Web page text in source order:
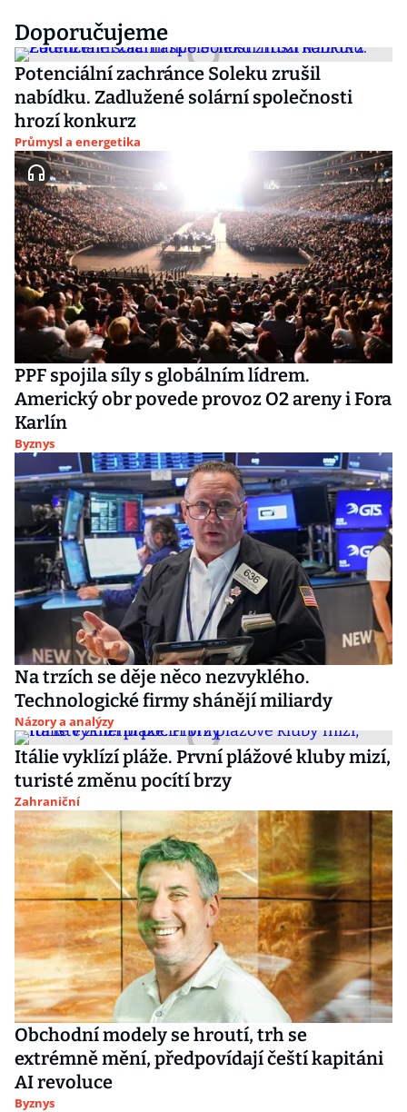
Doporučujeme
Potenciální zachránce Soleku zrušil
nabídku. Zadlužené solární společnosti
hrozí konkurz
Průmysl a energetika
PPF spojila síly s globálním lídrem.
Americký obr povede provoz O2 areny i Fora
Karlín
Byznys
Na trzích se děje něco nezvyklého.
Technologické firmy shánějí miliardy
Názory a analýzy
Itálie vyklízí pláže. První plážové kluby mizí,
turisté změnu pocítí brzy
Zahraniční
Obchodní modely se hroutí, trh se
extrémně mění, předpovídají čeští kapitáni
AI revoluce
Byznys